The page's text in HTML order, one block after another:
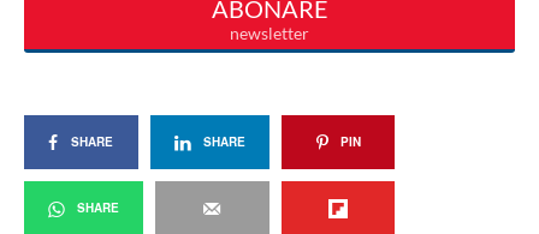
SHARE SHARE PIN
SHARE